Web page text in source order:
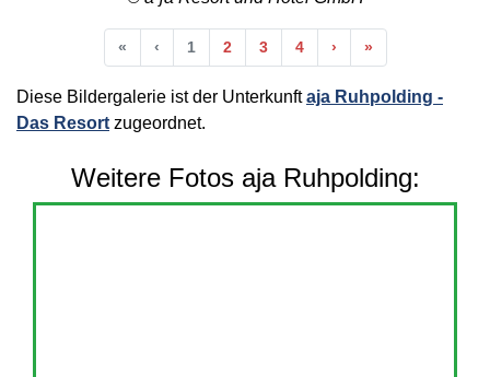
«Anfang
‹Vorherige
1 2 3 4 ›Nächste
»Ende
Diese Bildergalerie ist der Unterkunftaja Ruhpolding -
Das Resort zugeordnet.
Weitere Fotos aja Ruhpolding: